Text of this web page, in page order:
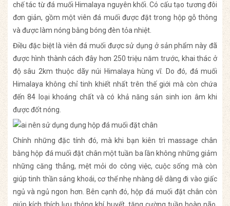
chế tác từ đá muối Himalaya nguyên khối. Có cấu tạo tương đôi
đơn giản, gồm một viên đá muối được đặt trong hộp gỗ thông
và được làm nóng bằng bóng đèn tỏa nhiệt.
Điều đặc biệt là viên đá muối được sử dụng ở sản phẩm này đã
được hình thành cách đây hơn 250 triệu năm trước, khai thác ở
độ sâu 2km thuộc dãy núi Himalaya hùng vĩ. Do đó, đá muối
Himalaya không chỉ tinh khiết nhất trên thế giới mà còn chứa
đến 84 loại khoáng chất và có khả năng sản sinh ion âm khi
được đốt nóng.
Chính những đặc tính đó, mà khi bạn kiên trì massage chân
bằng hộp đá muối đặt chân một tuần ba lần không những giảm
những căng thẳng, mệt mỏi do công việc, cuộc sống mà còn
giúp tinh thần sảng khoái, cơ thể nhẹ nhàng dễ dàng đi vào giấc
ngủ và ngủ ngon hơn. Bên cạnh đó, hộp đá muối đặt chân còn